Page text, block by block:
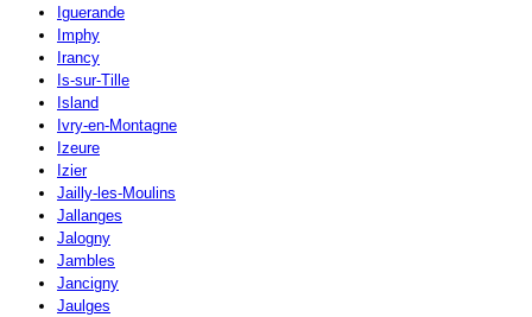
Iguerande
Imphy
Irancy
Is-sur-Tille
Island
Ivry-en-Montagne
Izeure
Izier
Jailly-les-Moulins
Jallanges
Jalogny
Jambles
Jancigny
Jaulges